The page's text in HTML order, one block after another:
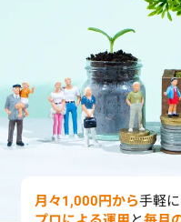
月々1,000円から手軽